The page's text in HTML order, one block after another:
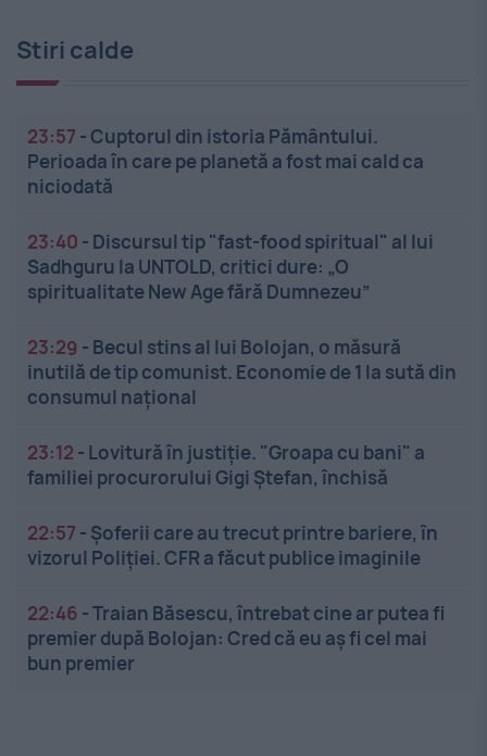
Stiri calde
23:57 -Cuptorul din istoria Pământului.
Perioada în care pe planetă a fost mai cald ca
niciodată
23:40 - Discursul tip "fast-food spiritual" al lui
Sadhguru la UNTOLD, critici dure: „O
spiritualitate New Age fără Dumnezeu”
23:29 - Becul stins al lui Bolojan, o măsură
inutilă de tip comunist. Economie de 1 la sută din
consumul național
23:12 - Lovitură în justiție. "Groapa cu bani" a
familiei procurorului Gigi Ștefan, închisă
22:57 - Șoferii care au trecut printre bariere, în
vizorul Poliției. CFR a făcut publice imaginile
22:46 -Traian Băsescu, întrebat cine ar putea fi
premier după Bolojan: Cred că eu aș fi cel mai
bun premier